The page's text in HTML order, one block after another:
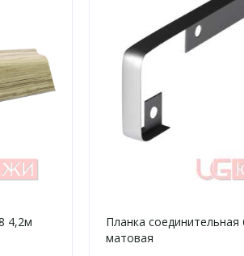
4,2м
Планка соединительная
матовая